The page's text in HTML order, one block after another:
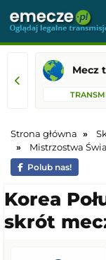
Mecz
Strona główna
Mistrzostwa
Polub nas!
Korea
skrót